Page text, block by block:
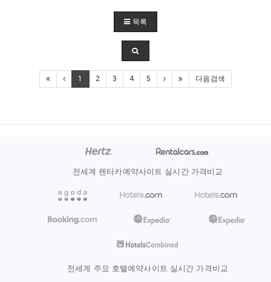
목록
1 2 3 4 5 다음검색
전세계 렌터카예약사이트 실시간 가격비교
전세계 주요 호텔예약사이트 실시간 가격비교